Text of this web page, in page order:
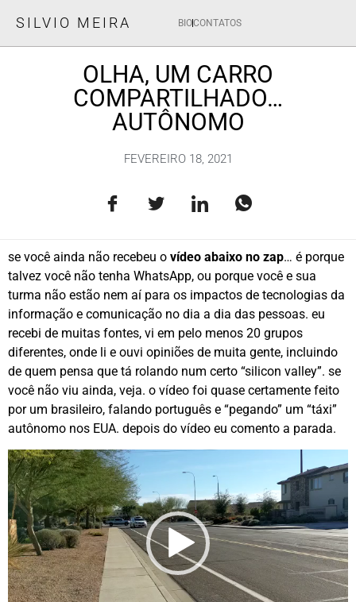
SILVIO MEIRA BIOCONTATOS
OLHA, UM CARRO
COMPARTILHADO…
AUTÔNOMO
FEVEREIRO 18, 2021
se você ainda não recebeu o vídeo abaixo no zap… é porque
talvez você não tenha WhatsApp, ou porque você e sua
turma não estão nem aí para os impactos de tecnologias da
informação e comunicação no dia a dia das pessoas. eu
recebi de muitas fontes, vi em pelo menos 20 grupos
diferentes, onde li e ouvi opiniões de muita gente, incluindo
de quem pensa que tá rolando num certo “silicon valley”. se
você não viu ainda, veja. o vídeo foi quase certamente feito
por um brasileiro, falando português e “pegando” um “táxi”
autônomo nos EUA. depois do vídeo eu comento a parada.
Video
Player